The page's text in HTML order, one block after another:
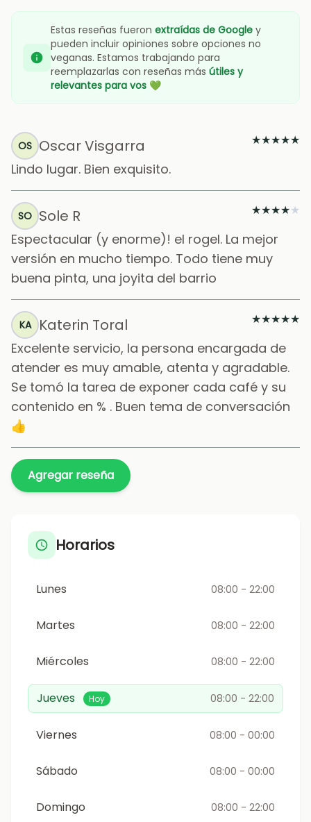
Estas reseñas fueron extraídas de Google y
pueden incluir opiniones sobre opciones no
veganas. Estamos trabajando para
reemplazarlas con reseñas más útiles y
relevantes para vos 💚
OS Oscar Visgarra ★★★★★
Lindo lugar. Bien exquisito.
SO Sole R ★★★★★
Espectacular (y enorme)! el rogel. La mejor
versión en mucho tiempo. Todo tiene muy
buena pinta, una joyita del barrio
KA Katerin Toral ★★★★★
Excelente servicio, la persona encargada de
atender es muy amable, atenta y agradable.
Se tomó la tarea de exponer cada café y su
contenido en % . Buen tema de conversación
👍
Agregar reseña
Horarios
Lunes 08:00 - 22:00
Martes 08:00 - 22:00
Miércoles 08:00 - 22:00
Jueves Hoy 08:00 - 22:00
Viernes 08:00 - 00:00
Sábado 08:00 - 00:00
Domingo 08:00 - 22:00